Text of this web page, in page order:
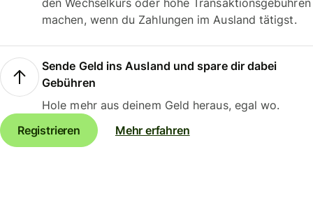
den Wechselkurs oder hohe Transaktionsgebühren
machen, wenn du Zahlungen im Ausland tätigst.
Sende Geld ins Ausland und spare dir dabei
Gebühren
Hole mehr aus deinem Geld heraus, egal wo.
Registrieren
Mehr erfahren